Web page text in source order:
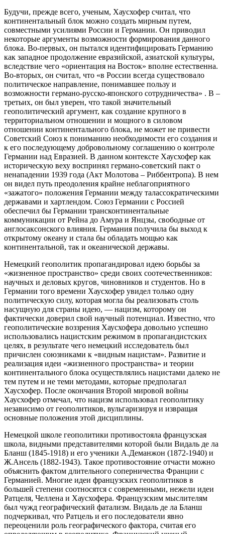
Будучи, прежде всего, ученым, Хаусхофер считал, что
континентальный блок можно создать мирным путем,
совместными усилиями России и Германии. Он приводил
некоторые аргументы возможности формирования данного
блока. Во-первых, он пытался идентифицировать Германию
как западное продолжение евразийской, азиатской культуры,
вследствие чего «ориентация на Восток» вполне естественна.
Во-вторых, он считал, что «в России всегда существовало
политическое направление, понимавшее пользу и
возможности германо-русско-японского сотрудничества» . В –
третьих, он был уверен, что такой значительный
геополитический аргумент, как создание крупного в
территориальном отношении и мощного в силовом
отношении континентального блока, не может не привести
Советский Союз к пониманию необходимости его создания и
к его последующему добровольному соглашению о контроле
Германии над Евразией. В данном контексте Хаусхофер как
историческую веху воспринял германо-советский пакт о
ненападении 1939 года (Акт Молотова – Риббентропа). В нем
он видел путь преодоления крайне неблагоприятного
«зажатого» положения Германии между талассократическими
державами и хартлендом. Союз Германии с Россией
обеспечил бы Германии трансконтинентальные
коммуникации от Рейна до Амура и Янцзы, свободные от
англосаксонского влияния. Германия получила бы выход к
открытому океану и стала бы обладать мощью как
континентальной, так и океанической державы.
Немецкий геополитик пропагандировал идею борьбы за
«жизненное пространство» среди своих соотечественников:
научных и деловых кругов, чиновников и студентов. Но в
Германии того времени Хаусхофер увидел только одну
политическую силу, которая могла бы реализовать столь
насущную для страны идею, — нацизм, которому он
фактически доверил свой научный потенциал. Известно, что
геополитические воззрения Хаусхофера довольно успешно
использовались нацистским режимом в пропагандистских
целях, в результате чего немецкий исследователь был
причислен союзниками к «видным нацистам». Развитие и
реализация идеи «жизненного пространства» и теории
континентального блока осуществлялись нацистами далеко не
тем путем и не теми методами, которые предполагал
Хаусхофер. После окончания Второй мировой войны
Хаусхофер отмечал, что нацизм использовал геополитику
независимо от геополитиков, вульгаризируя и извращая
основные положения этой дисциплины.
Немецкой школе геополитики противостояла французская
школа, видными представителями которой были Видаль де ла
Бланш (1845-1918) и его ученики А.Деманжон (1872-1940) и
Ж.Ансель (1882-1943). Такое противостояние отчасти можно
объяснить фактом длительного соперничества Франции с
Германией. Многие идеи французских геополитиков в
большей степени соотносятся с современными, нежели идеи
Ратцеля, Челлена и Хаусхофера. Французским мыслителям
был чужд географический фатализм. Видаль де ла Бланш
подчеркивал, что Ратцель и его последователи явно
переоценили роль географического фактора, считая его